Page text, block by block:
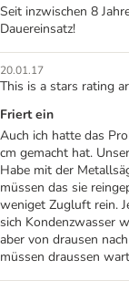
Seit inzwischen 8
Dauereinsatz!
20.01.17
This is a stars rating
Friert ein
Auch ich hatte das
cm gemacht hat.
Habe mit der
müssen das sie
weniget Zugluft rein.
sich Kondenzwasser
aber von drausen
müssen draussen